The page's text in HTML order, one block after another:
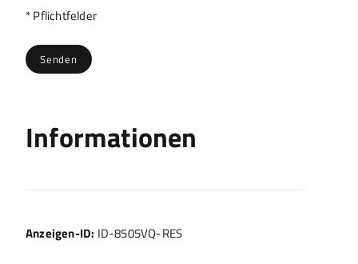
Bitte lasse dieses Feld leer.
* Pflichtfelder
Informationen
Anzeigen-ID: ID-8505VQ-RES